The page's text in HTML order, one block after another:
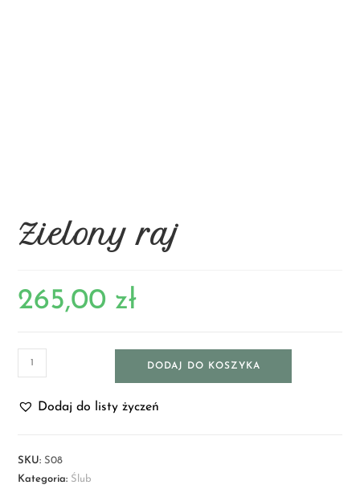
Zielony raj
265,00 zł
DODAJ DO KOSZYKA
Dodaj do listy życzeń
SKU: S08
Kategoria: Ślub